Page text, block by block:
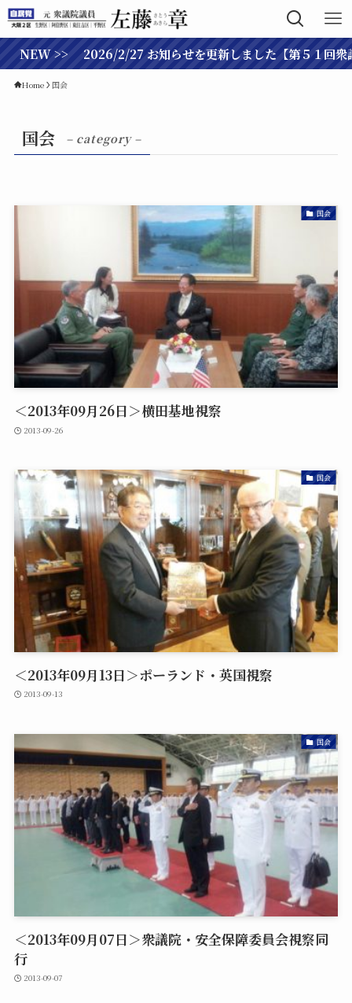
2026/2/27 お知らせを更新しました【第５１回衆議院総選挙
Home 国会
国会 – category –
国会
＜2013年09月26日＞横田基地視察
2013-09-26
国会
＜2013年09月13日＞ポーランド・英国視察
2013-09-13
国会
＜2013年09月07日＞衆議院・安全保障委員会視察同
行
2013-09-07